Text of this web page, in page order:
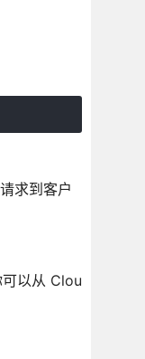
求到客户
以从 Clou